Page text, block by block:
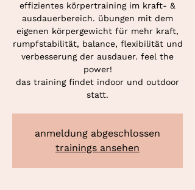
effizientes körpertraining im kraft- &
ausdauerbereich. übungen mit dem
eigenen körpergewicht für mehr kraft,
rumpfstabilität, balance, flexibilität und
verbesserung der ausdauer. feel the
power!
das training findet indoor und outdoor
statt.
anmeldung abgeschlossen
trainings ansehen